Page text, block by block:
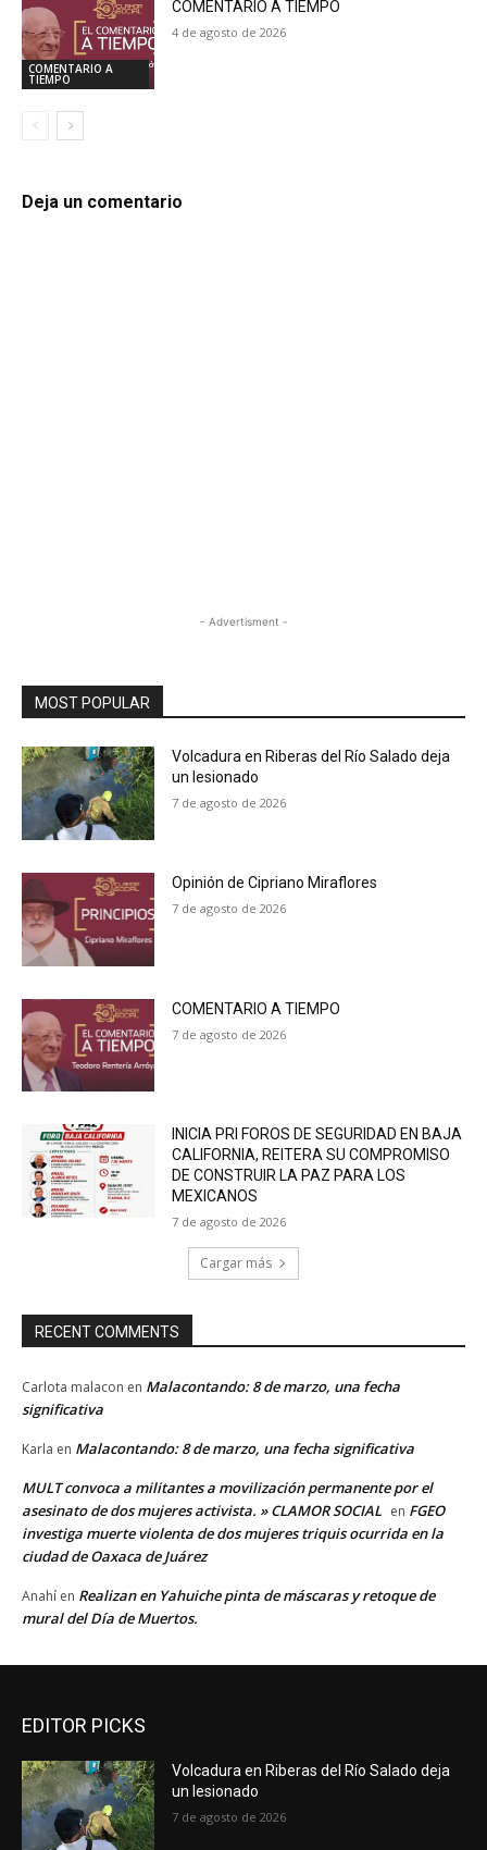
COMENTARIO A
TIEMPO
COMENTARIO A TIEMPO
4 de agosto de 2026
Deja un comentario
- Advertisment -
MOST POPULAR
Volcadura en Riberas del Río Salado deja
un lesionado
7 de agosto de 2026
Opinión de Cipriano Miraflores
7 de agosto de 2026
COMENTARIO A TIEMPO
7 de agosto de 2026
INICIA PRI FOROS DE SEGURIDAD EN BAJA
CALIFORNIA, REITERA SU COMPROMISO
DE CONSTRUIR LA PAZ PARA LOS
MEXICANOS
7 de agosto de 2026
Cargar más
RECENT COMMENTS
Carlota malacon en Malacontando: 8 de marzo, una fecha
significativa
Karla en Malacontando: 8 de marzo, una fecha significativa
MULT convoca a militantes a movilización permanente por el
asesinato de dos mujeres activista. » CLAMOR SOCIAL en FGEO
investiga muerte violenta de dos mujeres triquis ocurrida en la
ciudad de Oaxaca de Juárez
Anahí en Realizan en Yahuiche pinta de máscaras y retoque de
mural del Día de Muertos.
EDITOR PICKS
Volcadura en Riberas del Río Salado deja
un lesionado
7 de agosto de 2026